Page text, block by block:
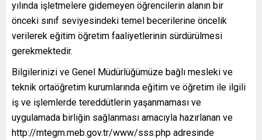
yılında işletmelere gidemeyen öğrencilerin alanın bir
önceki sınıf seviyesindeki temel becerilerine öncelik
verilerek eğitim öğretim faaliyetlerinin sürdürülmesi
gerekmektedir.
Bilgilerinizi ve Genel Müdürlüğümüze bağlı mesleki ve
teknik ortaöğretim kurumlarında eğitim ve öğretim ile ilgili
iş ve işlemlerde tereddütlerin yaşanmaması ve
uygulamada birliğin sağlanması amacıyla hazırlanan ve
http://mtegm.meb.gov.tr/www/sss.php adresinde